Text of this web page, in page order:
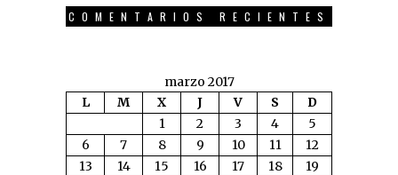
COMENTARIOS RECIENTES
marzo 2017
L
M X J V S
D
1
2 3 4
5
6
7 8 9 10 11
12
13
14 15 16 17 18
19